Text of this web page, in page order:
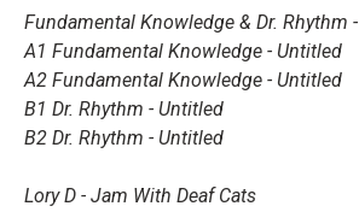
Fundamental Knowledge & Dr. Rhythm -
A1 Fundamental Knowledge - Untitled
A2 Fundamental Knowledge - Untitled
B1 Dr. Rhythm - Untitled
B2 Dr. Rhythm - Untitled
Lory D - Jam With Deaf Cats